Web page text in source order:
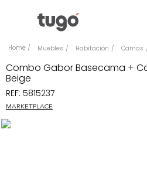
Muebles Habitación Camas
Combo Gabor Basecama +
Beige
REF: 5815237
MARKETPLACE
Comedor
Escritorio